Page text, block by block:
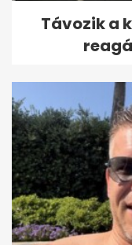
Távozik a